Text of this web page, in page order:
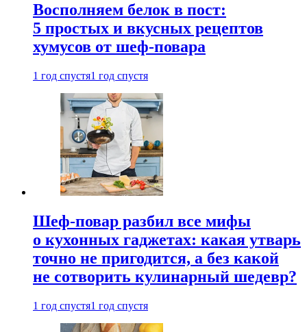
Восполняем белок в пост:
5 простых и вкусных рецептов
хумусов от шеф-повара
1 год спустя1 год спустя
Шеф-повар разбил все мифы
о кухонных гаджетах: какая утварь
точно не пригодится, а без какой
не сотворить кулинарный шедевр?
1 год спустя1 год спустя